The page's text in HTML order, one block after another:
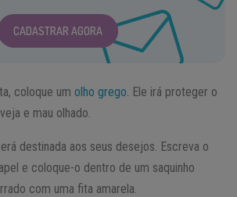
CADASTRAR AGORA
coloque um olho grego . Ele irá proteger o
e mau olhado.
destinada aos seus desejos. Escreva o
e coloque-o dentro de um saquinho
com uma fita amarela.